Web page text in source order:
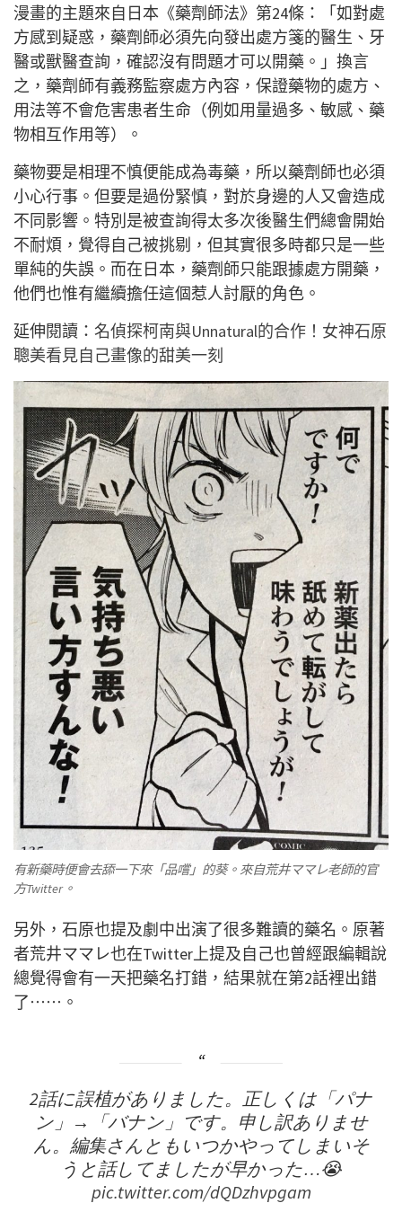
漫畫的主題來自日本《藥劑師法》第24條：「如對處
方感到疑惑，藥劑師必須先向發出處方箋的醫生、牙
醫或獸醫查詢，確認沒有問題才可以開藥。」換言
之，藥劑師有義務監察處方內容，保證藥物的處方、
用法等不會危害患者生命（例如用量過多、敏感、藥
物相互作用等）。
藥物要是相理不慎便能成為毒藥，所以藥劑師也必須
小心行事。但要是過份緊慎，對於身邊的人又會造成
不同影響。特別是被查詢得太多次後醫生們總會開始
不耐煩，覺得自己被挑剔，但其實很多時都只是一些
單純的失誤。而在日本，藥劑師只能跟據處方開藥，
他們也惟有繼續擔任這個惹人討厭的角色。
延伸閱讀： 名偵探柯南與Unnatural的合作！女神石原
聰美看見自己畫像的甜美一刻
有新藥時便會去舔一下來「品嚐」的葵。來自荒井ママレ老師的官
方Twitter。
另外，石原也提及劇中出演了很多難讀的藥名。原著
者荒井ママレ也在Twitter上提及自己也曾經跟編輯說
總覺得會有一天把藥名打錯，結果就在第2話裡出錯
了⋯⋯。
2話に誤植がありました。正しくは「パナ
ン」→「バナン」です。申し訳ありませ
ん。編集さんともいつかやってしまいそ
うと話してましたが早かった…😭
pic.twitter.com/dQDzhvpgam